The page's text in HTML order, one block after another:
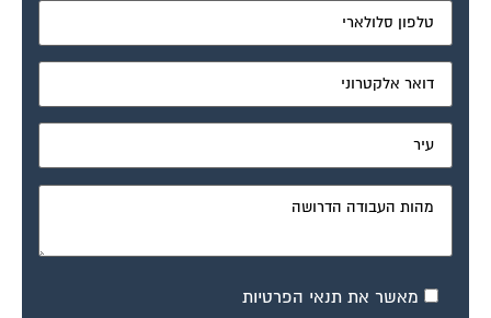
מאשר את תנאי הפרטיות